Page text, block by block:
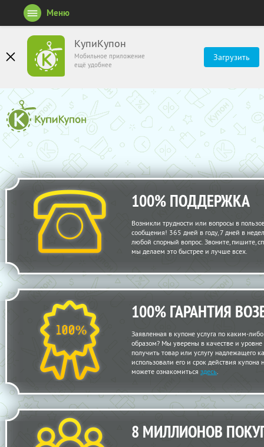
КупиКупон
Мобильное приложение
ещё удобнее
Загрузить
Меню
100% ПОДДЕРЖКА
Возникли трудности или вопросы в
сообщения! 365 дней в году, 7 дней в
любой спорный вопрос. Звоните, пишите,
мы делаем это быстрее и лучше всех.
100% ГАРАНТИЯ
Заявленная в купоне услуга по каким-
образом? Мы уверены в качестве и
получить товар или услугу надлежащего
использовали его и срок действия
можете ознакомиться здесь.
8 МИЛЛИОНОВ